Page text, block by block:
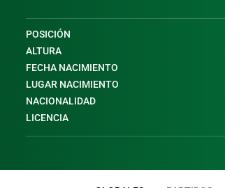
POSICIÓN
ALTURA
FECHA NACIMIENTO
LUGAR NACIMIENTO
NACIONALIDAD
LICENCIA